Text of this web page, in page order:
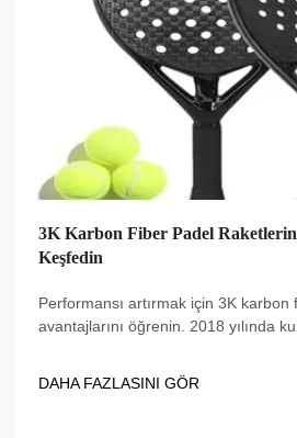
3K Karbon Fiber Padel
Keşfedin
Performansı artırmak için 3K
avantajlarını öğrenin. 2018 yılında
uyumlu seçenekler sunar.
DAHA FAZLASINI GÖR